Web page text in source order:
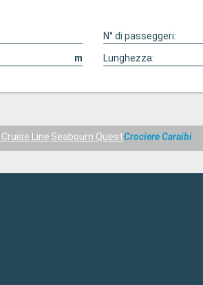
N° di passeggeri:
m Lunghezza:
Line Seabourn QuestCrociere Caraibi